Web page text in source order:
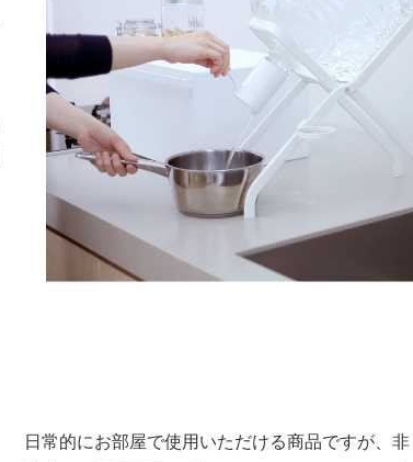
日常的にお部屋で使用いただける商品ですが、非